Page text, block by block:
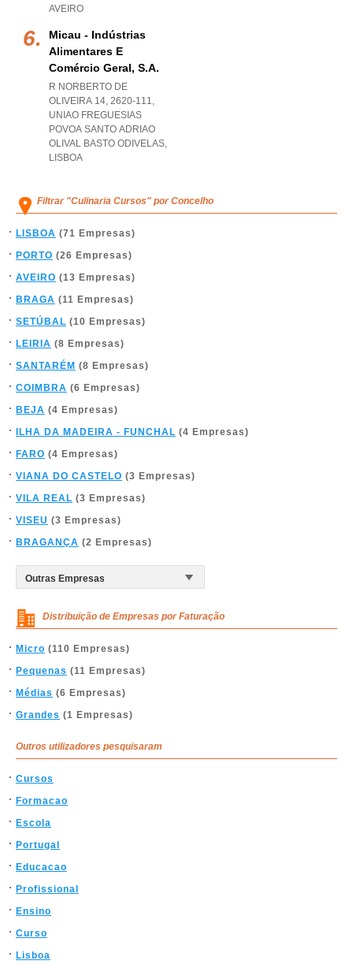
AVEIRO
Micau - Indústrias
Alimentares E
Comércio Geral, S.a.
R NORBERTO DE
OLIVEIRA 14, 2620-111,
UNIAO FREGUESIAS
POVOA SANTO ADRIAO
OLIVAL BASTO ODIVELAS,
LISBOA
Filtrar "Culinaria Cursos" por Concelho
LISBOA (71 Empresas)
PORTO (26 Empresas)
AVEIRO (13 Empresas)
BRAGA (11 Empresas)
SETÚBAL (10 Empresas)
LEIRIA (8 Empresas)
SANTARÉM (8 Empresas)
COIMBRA (6 Empresas)
BEJA (4 Empresas)
ILHA DA MADEIRA - FUNCHAL (4 Empresas)
FARO (4 Empresas)
VIANA DO CASTELO (3 Empresas)
VILA REAL (3 Empresas)
VISEU (3 Empresas)
BRAGANÇA (2 Empresas)
Distribuição de Empresas por Faturação
Micro (110 Empresas)
Pequenas (11 Empresas)
Médias (6 Empresas)
Grandes (1 Empresas)
Outros utilizadores pesquisaram
Cursos
Formacao
Escola
Portugal
Educacao
Profissional
Ensino
Curso
Lisboa